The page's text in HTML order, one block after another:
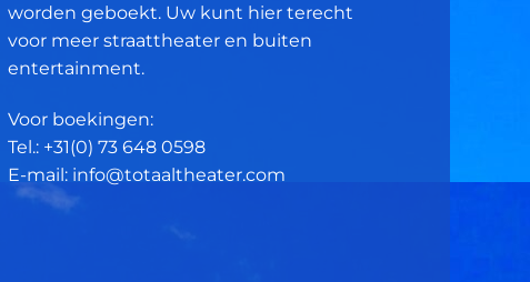
worden geboekt. Uw kunt hier terecht
voor meer straattheater en buiten
entertainment.
Voor boekingen:
Tel.: +31(0) 73 648 0598
E-mail: info@totaaltheater.com